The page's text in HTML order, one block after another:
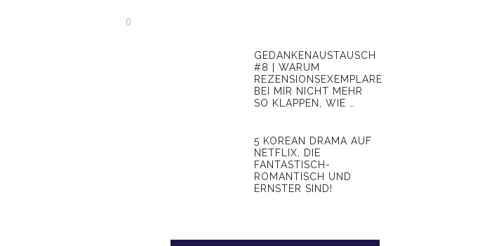
0
GEDANKENAUSTAUSCH
#8 | WARUM
REZENSIONSEXEMPLARE
BEI MIR NICHT MEHR
SO KLAPPEN, WIE …
5 KOREAN DRAMA AUF
NETFLIX, DIE
FANTASTISCH-
ROMANTISCH UND
ERNSTER SIND!